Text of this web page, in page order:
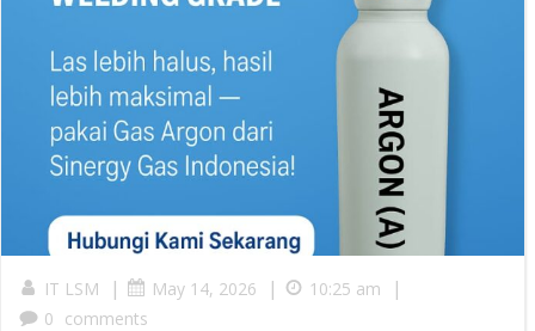
IT LSM | May 14, 2026 | 10:25 am |
0 comments